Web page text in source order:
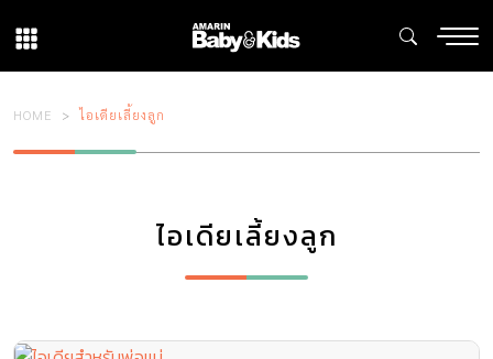
HOME ไอเดียเลี้ยงลูก
ไอเดียเลี้ยงลูก